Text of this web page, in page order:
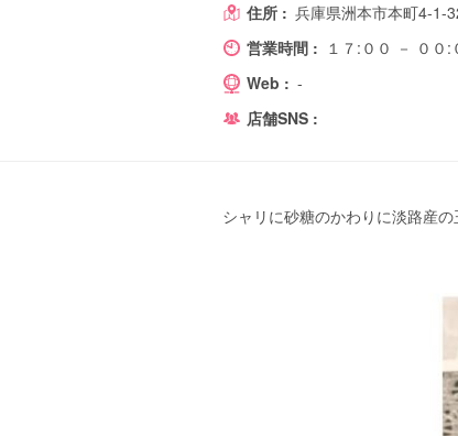
住所 : 兵庫県洲本市本町4-1-
営業時間 : １７:００ － ００
Web : -
店舗SNS :
シャリに砂糖のかわりに淡路産